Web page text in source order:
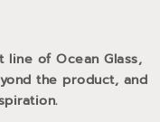
line of Ocean Glass,
the product, and